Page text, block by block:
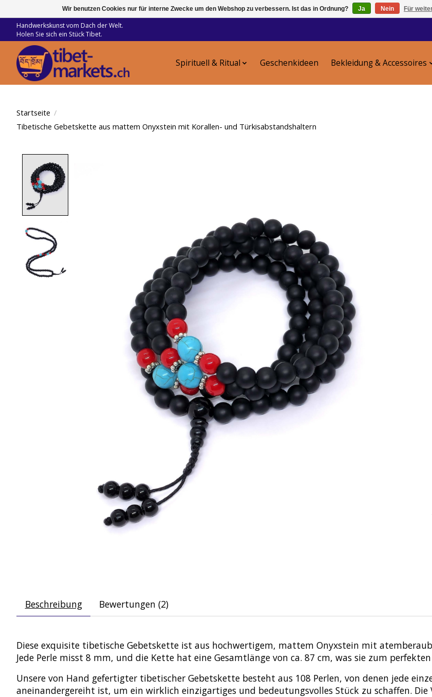
Handwerkskunst vom Dach der Welt.
Holen Sie sich ein Stück Tibet.
Spirituell & Ritual Geschenkideen Bekleidung & Accessoires
Startseite /
Tibetische Gebetskette aus mattem Onyxstein mit Korallen- und Türkisabstandshaltern
Beschreibung Bewertungen (2)
Diese exquisite tibetische Gebetskette ist aus hochwertigem, mattem Onyxstein mit
Jede Perle misst 8 mm, und die Kette hat eine Gesamtlänge von ca. 87 cm, was sie zum
Unsere von Hand gefertigter tibetischer Gebetskette besteht aus 108 Perlen, von denen jede
aneinandergereiht ist, um ein wirklich einzigartiges und bedeutungsvolles Stück zu schaffen.
Wir benutzen Cookies nur für interne Zwecke um den Webshop zu verbessern. Ist das in Ordnung? Ja Nein Für